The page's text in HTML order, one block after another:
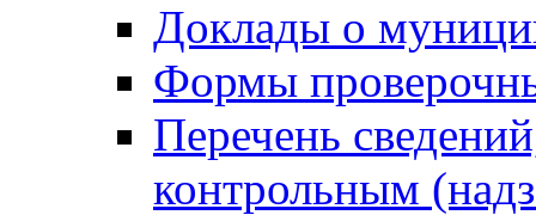
Доклады о
Формы
Перечень
контрольным